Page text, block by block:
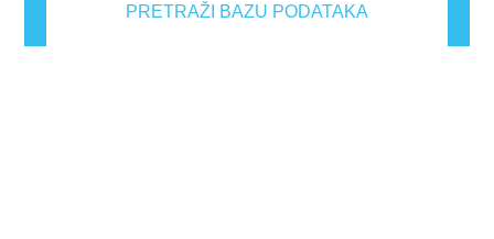
PRETRAŽI BAZU PODATAKA